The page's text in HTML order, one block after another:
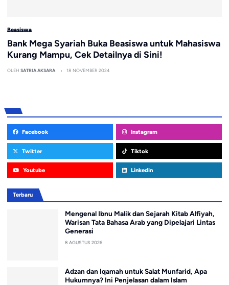
Beasiswa
Bank Mega Syariah Buka Beasiswa untuk Mahasiswa
Kurang Mampu, Cek Detailnya di Sini!
OLEH SATRIA AKSARA 18 NOVEMBER 2024
Facebook Instagram
Twitter Tiktok
Youtube Linkedin
Terbaru
Mengenal Ibnu Malik dan Sejarah Kitab Alfiyah,
Warisan Tata Bahasa Arab yang Dipelajari Lintas
Generasi
8 AGUSTUS 2026
Adzan dan Iqamah untuk Salat Munfarid, Apa
Hukumnya? Ini Penjelasan dalam Islam